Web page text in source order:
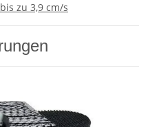
bis zu 3,9 cm/s